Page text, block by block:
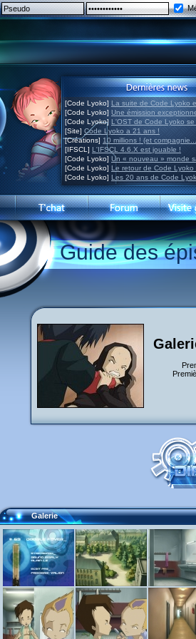
[Code Lyoko] La suite de Code Lyoko
[Code Lyoko] Une émission
[Code Lyoko] L'OST de Code Lyoko se
[Site] Code Lyoko a 21 ans !
[Créations] 10 millions ! (et compagnie...
[IFSCL] L'IFSCL 4.6.X est jouable !
[Code Lyoko] Un « nouveau » monde
[Code Lyoko] Le retour de Code Lyoko
[Code Lyoko] Les 20 ans de Code
Guide des
Galerie